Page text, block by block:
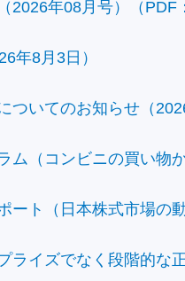
2026年08月号）（PDF
年8月3日）
ついてのお知らせ（
ム（コンビニの買い物
ート（日本株式市場の
ライズでなく段階的な